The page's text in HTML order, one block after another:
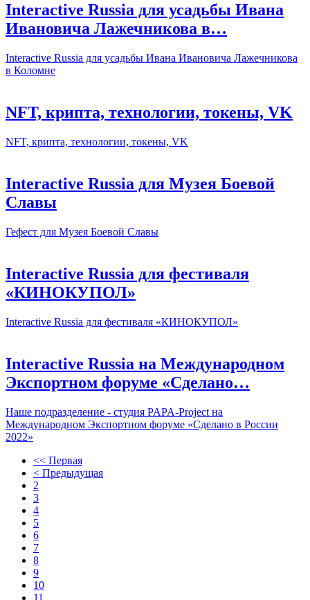
Interactive Russia для усадьбы Ивана
Ивановича Лажечникова в…
Interactive Russia для усадьбы Ивана Ивановича Лажечникова
в Коломне
NFT, крипта, технологии, токены, VK
NFT, крипта, технологии, токены, VK
Interactive Russia для Музея Боевой
Славы
Гефест для Музея Боевой Славы
Interactive Russia для фестиваля
«КИНОКУПОЛ»
Interactive Russia для фестиваля «КИНОКУПОЛ»
Interactive Russia на Международном
Экспортном форуме «Сделано…
Наше подразделение - студия PAPA-Project на
Международном Экспортном форуме «Сделано в России
2022»
<< Первая
< Предыдущая
2
3
4
5
6
7
8
9
10
11